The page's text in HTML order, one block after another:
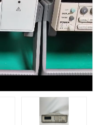
据采集仪
数信号发生器
流电源
电桥